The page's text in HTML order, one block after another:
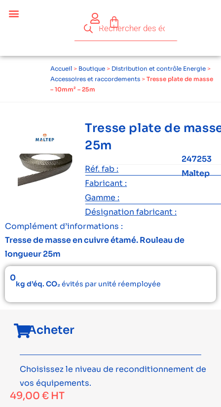
Accueil > Boutique > Distribution et contrôle Energie >
Accessoires et raccordements > Tresse plate de masse
– 10mm² – 25m
Tresse plate de
25m
Réf. fab :
247253
Fabricant :
Maltep
Gamme :
Désignation fabricant :
Complément d’informations :
Tresse de masse en cuivre étamé. Rouleau de
longueur 25m
0
kg d’éq. CO₂évités par unité réemployée
Acheter
Choisissez le niveau de reconditionnement de
vos équipements.
49,00 € HT